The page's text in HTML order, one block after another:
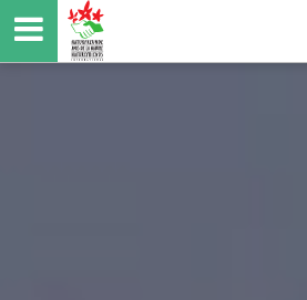
Direkt
zum
Inhalt